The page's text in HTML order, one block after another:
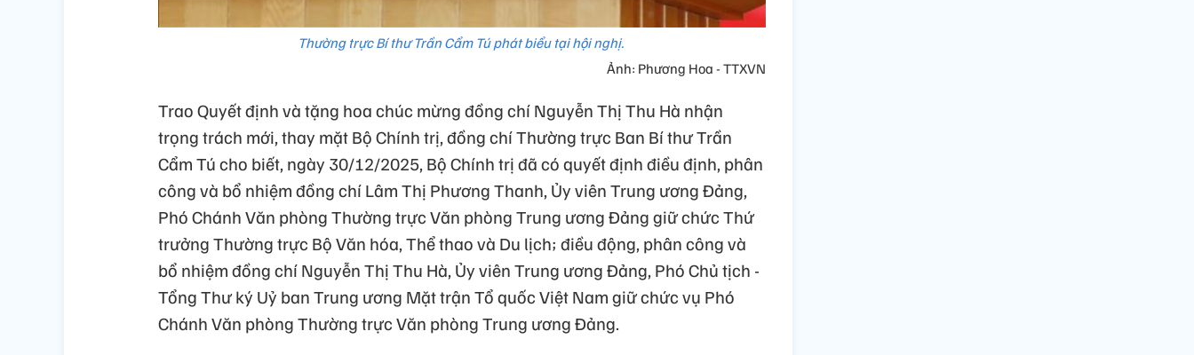
Thường trực Bí thư Trần Cẩm Tú phát biểu tại hội nghị.
Ảnh: Phương Hoa - TTXVN
Trao Quyết định và tặng hoa chúc mừng đồng chí Nguyễn Thị Thu Hà nhận
trọng trách mới, thay mặt Bộ Chính trị, đồng chí Thường trực Ban Bí thư Trần
Cẩm Tú cho biết, ngày 30/12/2025, Bộ Chính trị đã có quyết định điều định, phân
công và bổ nhiệm đồng chí Lâm Thị Phương Thanh, Ủy viên Trung ương Đảng,
Phó Chánh Văn phòng Thường trực Văn phòng Trung ương Đảng giữ chức Thứ
trưởng Thường trực Bộ Văn hóa, Thể thao và Du lịch; điều động, phân công và
bổ nhiệm đồng chí Nguyễn Thị Thu Hà, Ủy viên Trung ương Đảng, Phó Chủ tịch -
Tổng Thư ký Uỷ ban Trung ương Mặt trận Tổ quốc Việt Nam giữ chức vụ Phó
Chánh Văn phòng Thường trực Văn phòng Trung ương Đảng.